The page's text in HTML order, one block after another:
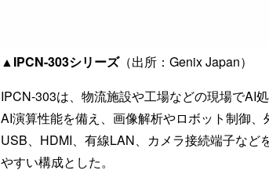
▲IPCN-303シリーズ（出所：Genix Japan）
IPCN-303は、物流施設や工場などの現場でAI
AI演算性能を備え、画像解析やロボット制御、
USB、HDMI、有線LAN、カメラ接続端子など
やすい構成とした。